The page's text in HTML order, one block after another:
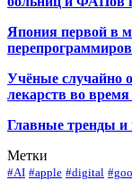
Япония первой в
Учёные случайно
лекарств во время
Главные тренды и
Метки
#AI #apple #digital